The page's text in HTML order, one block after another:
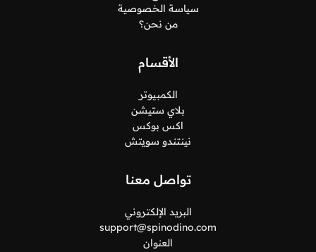
سياسة الخصوصية
من نحن؟
الأقسام
الكمبيوتر
بلاي ستيشن
اكس بوكس
نينتندو سويتش
تواصل معنا
البريد الإلكتروني
support@spinodino.com
العنوان